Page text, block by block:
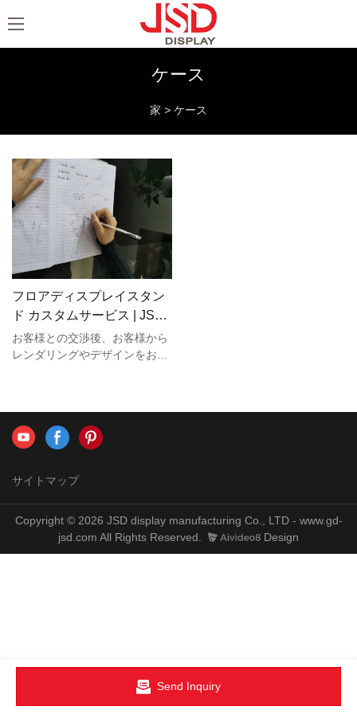
ケース
家 > ケース
フロアディスプレイスタン
ド カスタムサービス | JSD
表示
お客様との交渉後、お客様から
レンダリングやデザインをお送
サイトマップ
Copyright © 2026 JSD display manufacturing Co., LTD - www.gd-
jsd.com All Rights Reserved.
Design
Send Inquiry